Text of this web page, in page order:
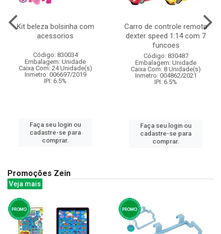
Kit beleza bolsinha com
acessorios
Código: 830034
Embalagem: Unidade
Caixa Com: 24 Unidade(s)
Inmetro: 006697/2019
IPI: 6.5%
Faça seu login ou
cadastre-se para
comprar.
Carro de controle remoto
dexter speed 1:14 com 7
funcoes
Código: 830487
Embalagem: Unidade
Caixa Com: 8 Unidade(s)
Inmetro: 004862/2021
IPI: 6.5%
Faça seu login ou
cadastre-se para
comprar.
Promoções Zein
Veja mais